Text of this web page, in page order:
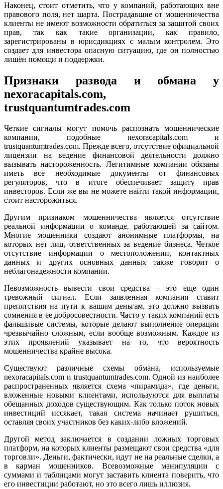
Наконец, стоит отметить, что у компаний, работающих вне
правового поля, нет шарта. Пострадавшие от мошенничества
клиенты не имеют возможности обратиться за защитой своих
прав, так как такие организации, как правило,
зарегистрированы в юрисдикциях с малым контролем. Это
создает для инвестора опасную ситуацию, где он полностью
лишён помощи и поддержки.
Признаки развода и обмана у
nexoracapitals.com,
trustquantumtrades.com
Четкие сигналы могут помочь распознать мошеннические
компании, подобные nexoracapitals.com и
trustquantumtrades.com. Прежде всего, отсутствие официальной
лицензии на ведение финансовой деятельности должно
вызывать настороженность. Легитимные компании обязаны
иметь все необходимые документы от финансовых
регуляторов, что в итоге обеспечивает защиту прав
инвесторов. Если же вы не можете найти такой информации,
стоит насторожиться.
Другим признаком мошенничества является отсутствие
реальной информации о команде, работающей за сайтом.
Многие мошенники создают анонимные платформы, на
которых нет лиц, ответственных за ведение бизнеса. Четкое
отсутствие информации о местоположении, контактных
данных и других основных данных также говорит о
неблагонадежности компании.
Невозможность вывести свои средства – это еще один
тревожный сигнал. Если заявленная компания ставит
препятствия на пути к вашим деньгам, это должно вызвать
сомнения в ее добросовестности. Часто у таких компаний есть
фальшивые системы, которые делают выполнение операции
чрезвычайно сложным, если вообще возможным. Каждое из
этих проявлений указывает на то, что вероятность
мошенничества крайне высока.
Существуют различные схемы обмана, используемые
nexoracapitals.com и trustquantumtrades.com. Одной из наиболее
распространенных является схема «пирамида», где деньги,
вложенные новыми клиентами, используются для выплаты
обещанных доходов существующим. Как только поток новых
инвестиций иссякает, такая система начинает рушиться,
оставляя своих участников без каких-либо вложений.
Другой метод заключается в создании ложных торговых
платформ, на которых клиенты размещают свои средства «для
торговли». Деньги, фактически, идут не на реальные сделки, а
в карман мошенников. Всевозможные манипуляции с
суммами и таблицами могут заставить клиента поверить, что
его инвестиции работают, но это всего лишь иллюзия.